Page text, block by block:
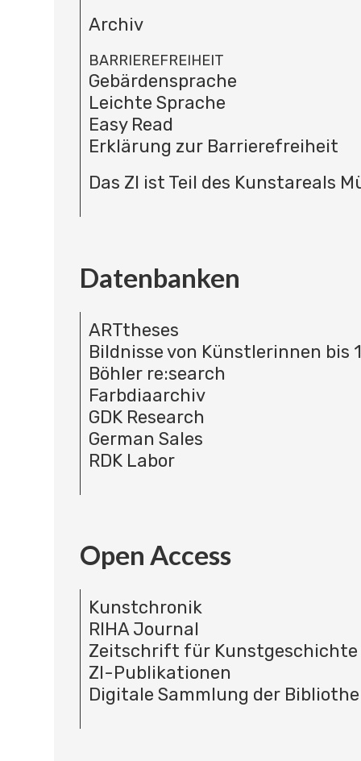
Archiv
BARRIEREFREIHEIT
Gebärdensprache
Leichte Sprache
Easy Read
Erklärung zur Barrierefreiheit
Das ZI ist Teil des Kunstareals
Datenbanken
ARTtheses
Bildnisse von Künstlerinnen bis
Böhler re:search
Farbdiaarchiv
GDK Research
German Sales
RDK Labor
Open Access
Kunstchronik
RIHA Journal
Zeitschrift für Kunstgeschichte
ZI-Publikationen
Digitale Sammlung der